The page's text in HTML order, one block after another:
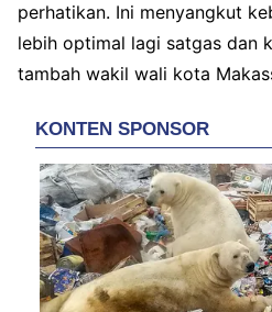
perhatikan. Ini menyangkut
lebih optimal lagi satgas dan
tambah wakil wali kota